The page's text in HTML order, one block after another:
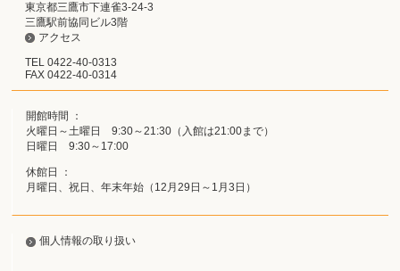
東京都三鷹市下連雀3-24-3
三鷹駅前協同ビル3階
アクセス
TEL 0422-40-0313
FAX 0422-40-0314
開館時間 ：
火曜日～土曜日 9:30～21:30（入館は21:00まで）
日曜日 9:30～17:00
休館日 ：
月曜日、祝日、年末年始（12月29日～1月3日）
個人情報の取り扱い